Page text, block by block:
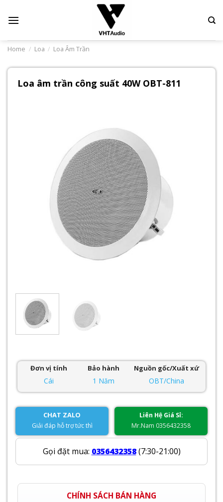
Home / Loa / Loa Âm Trần
Loa âm trần công suất 40W OBT-811
Đơn vị tính
Cái
Bảo hành
1 Năm
Nguồn gốc/Xuất xứ
OBT/China
CHAT ZALO
Giải đáp hỗ trợ tức thì
Liên Hệ Giá Sỉ:
Mr.Nam 0356432358
Gọi đặt mua: 0356432358(7:30-21:00)
CHÍNH SÁCH BÁN HÀNG